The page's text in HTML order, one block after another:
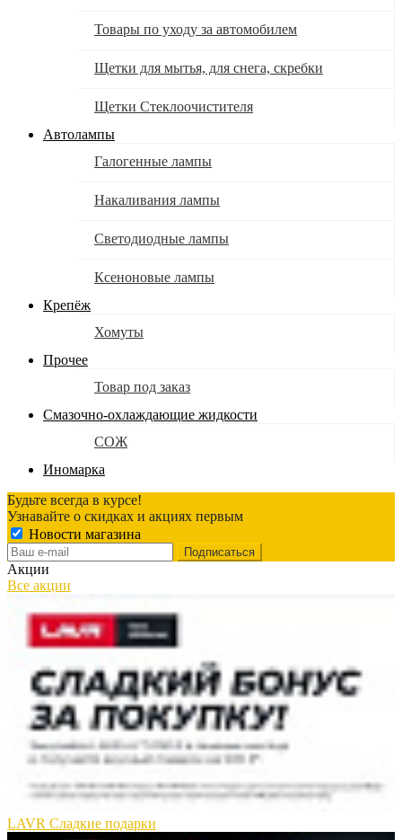
Товары по уходу за автомобилем
Щетки для мытья, для снега, скребки
Щетки Стеклоочистителя
Автолампы
Галогенные лампы
Накаливания лампы
Светодиодные лампы
Ксеноновые лампы
Крепёж
Хомуты
Прочее
Товар под заказ
Смазочно-охлаждающие жидкости
СОЖ
Иномарка
Будьте всегда в курсе!
Узнавайте о скидках и акциях первым
Новости магазина
Акции
Все акции
LAVR Сладкие подарки